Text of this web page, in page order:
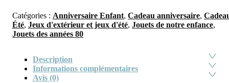
Catégories : Anniversaire Enfant, Cadeau anniversaire,
Été, Jeux d'extérieur et jeux d'été, Jouets de notre enfance,
Jouets des années 80
Description
Informations complémentaires
Avis (0)